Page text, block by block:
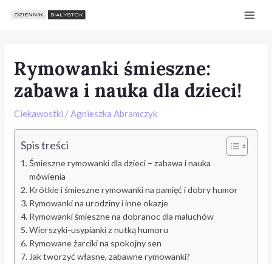
Main
Rymowanki śmieszne:
zabawa i nauka dla dzieci!
Ciekawostki /Agnieszka Abramczyk
Spis treści
Śmieszne rymowanki dla dzieci – zabawa i nauka
mówienia
Krótkie i śmieszne rymowanki na pamięć i dobry humor
Rymowanki na urodziny i inne okazje
Rymowanki śmieszne na dobranoc dla maluchów
Wierszyki-usypianki z nutką humoru
Rymowane żarciki na spokojny sen
Jak tworzyć własne, zabawne rymowanki?